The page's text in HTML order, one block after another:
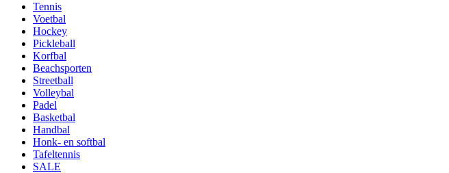
Tennis
Voetbal
Hockey
Pickleball
Korfbal
Beachsporten
Streetball
Volleybal
Padel
Basketbal
Handbal
Honk- en softbal
Tafeltennis
SALE